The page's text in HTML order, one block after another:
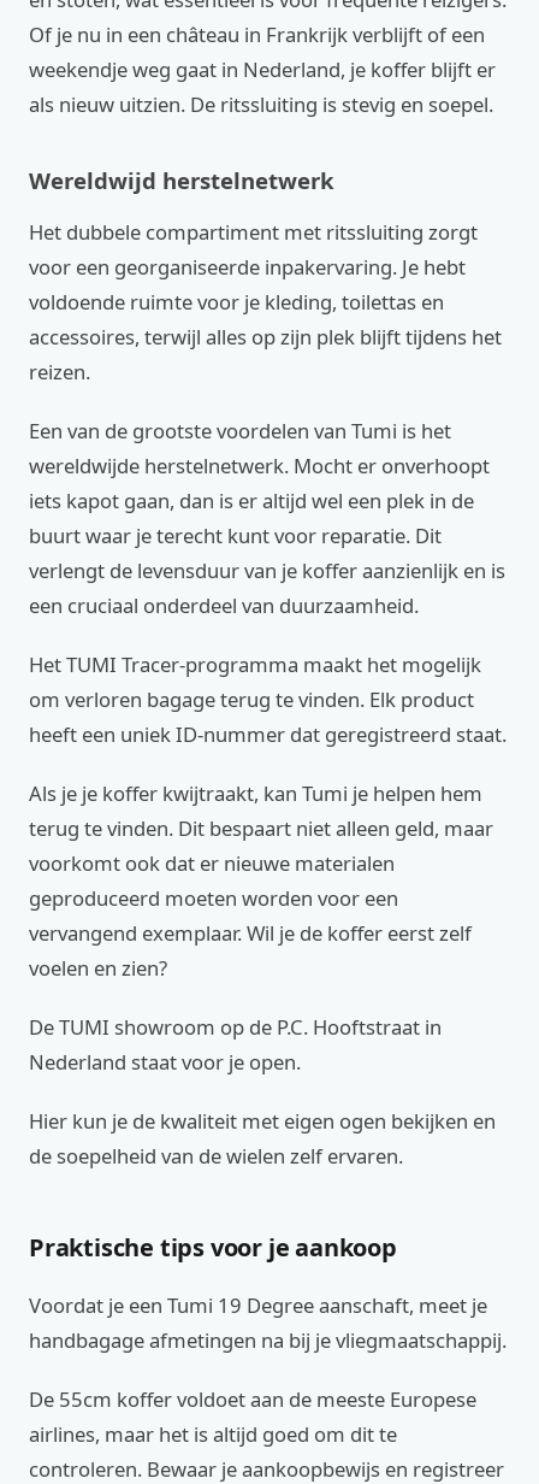
Of je nu in een château in Frankrijk verblijft of een
weekendje weg gaat in Nederland, je koffer blijft er
als nieuw uitzien. De ritssluiting is stevig en soepel.
Wereldwijd herstelnetwerk
Het dubbele compartiment met ritssluiting zorgt
voor een georganiseerde inpakervaring. Je hebt
voldoende ruimte voor je kleding, toilettas en
accessoires, terwijl alles op zijn plek blijft tijdens het
reizen.
Een van de grootste voordelen van Tumi is het
wereldwijde herstelnetwerk. Mocht er onverhoopt
iets kapot gaan, dan is er altijd wel een plek in de
buurt waar je terecht kunt voor reparatie. Dit
verlengt de levensduur van je koffer aanzienlijk en is
een cruciaal onderdeel van duurzaamheid.
Het TUMI Tracer-programma maakt het mogelijk
om verloren bagage terug te vinden. Elk product
heeft een uniek ID-nummer dat geregistreerd staat.
Als je je koffer kwijtraakt, kan Tumi je helpen hem
terug te vinden. Dit bespaart niet alleen geld, maar
voorkomt ook dat er nieuwe materialen
geproduceerd moeten worden voor een
vervangend exemplaar. Wil je de koffer eerst zelf
voelen en zien?
De TUMI showroom op de P.C. Hooftstraat in
Nederland staat voor je open.
Hier kun je de kwaliteit met eigen ogen bekijken en
de soepelheid van de wielen zelf ervaren.
Praktische tips voor je aankoop
Voordat je een Tumi 19 Degree aanschaft, meet je
handbagage afmetingen na bij je vliegmaatschappij.
De 55cm koffer voldoet aan de meeste Europese
airlines, maar het is altijd goed om dit te
controleren. Bewaar je aankoopbewijs en registreer